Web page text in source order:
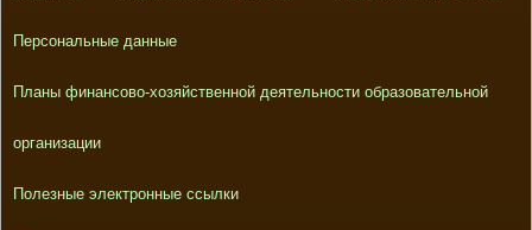
Персональные данные
Планы финансово-хозяйственной деятельности образовательной
организации
Полезные электронные ссылки